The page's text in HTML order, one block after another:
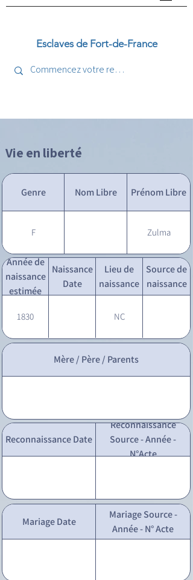
Esclaves de Fort-de-France
Vie en liberté
Genre Nom Libre Prénom Libre
F Zulma
Année de
naissance
estimée
Naissance
Date
Lieu de
naissance
Source de
naissance
1830 NC
Mère / Père / Parents
Reconnaissance Date
Reconnaissance
Source - Année -
N°Acte
Mariage Date
Mariage Source -
Année - N° Acte